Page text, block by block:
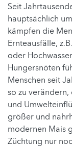
Seit
hauptsächlich
kämpfen die
Ernteausfälle,
oder
Hungersnöten
Menschen seit
so zu
und
größer und
modernen Mais
Züchtung nur